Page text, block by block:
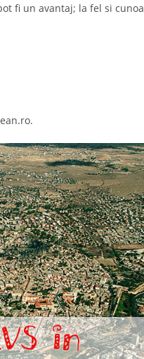
fi un avantaj; la fel si